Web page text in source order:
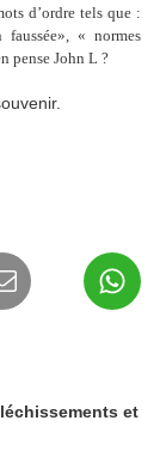
d’ordre tels que :
« normes
pense John L ?
et